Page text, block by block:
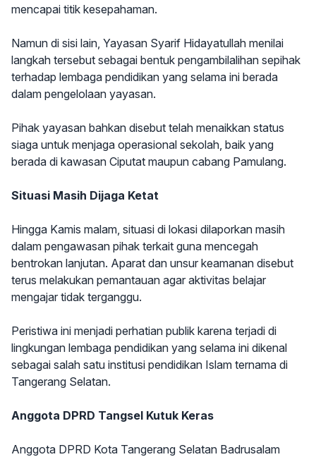
mencapai titik kesepahaman.
Namun di sisi lain, Yayasan Syarif Hidayatullah menilai
langkah tersebut sebagai bentuk pengambilalihan sepihak
terhadap lembaga pendidikan yang selama ini berada
dalam pengelolaan yayasan.
Pihak yayasan bahkan disebut telah menaikkan status
siaga untuk menjaga operasional sekolah, baik yang
berada di kawasan Ciputat maupun cabang Pamulang.
Situasi Masih Dijaga Ketat
Hingga Kamis malam, situasi di lokasi dilaporkan masih
dalam pengawasan pihak terkait guna mencegah
bentrokan lanjutan. Aparat dan unsur keamanan disebut
terus melakukan pemantauan agar aktivitas belajar
mengajar tidak terganggu.
Peristiwa ini menjadi perhatian publik karena terjadi di
lingkungan lembaga pendidikan yang selama ini dikenal
sebagai salah satu institusi pendidikan Islam ternama di
Tangerang Selatan.
Anggota DPRD Tangsel Kutuk Keras
Anggota DPRD Kota Tangerang Selatan Badrusalam